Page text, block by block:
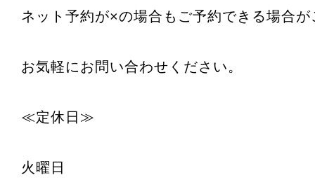
ネット予約が×の場合もご予約できる場合
お気軽にお問い合わせください。
≪定休日≫
火曜日